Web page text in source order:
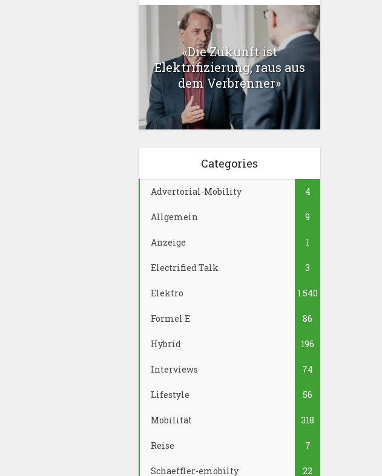
«Die Zukunft ist
Elektrifizierung, raus aus
dem Verbrenner»
Categories
Advertorial-Mobility 4
Allgemein 9
Anzeige 1
Electrified Talk 3
Elektro 1.540
Formel E 86
Hybrid 196
Interviews 74
Lifestyle 56
Mobilität 318
Reise 7
Schaeffler-emobilty 22